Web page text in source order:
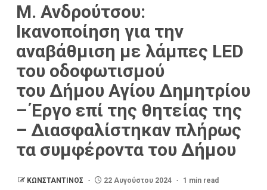
Μ. Ανδρούτσου:
Ικανοποίηση για την
αναβάθμιση με λάμπες LED
του οδοφωτισμού
του Δήμου Αγίου Δημητρίου
– Έργο επί της θητείας της
– Διασφαλίστηκαν πλήρως
τα συμφέροντα του Δήμου
ΚΩΝΣΤΑΝΤΙΝΟΣ 22 Αυγούστου 2024 1 min read